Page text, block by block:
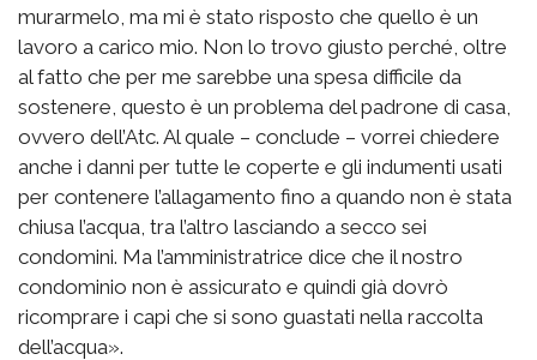
murarmelo, ma mi è stato risposto che quello è un
lavoro a carico mio. Non lo trovo giusto perché, oltre
al fatto che per me sarebbe una spesa difficile da
sostenere, questo è un problema del padrone di casa,
ovvero dell’Atc. Al quale – conclude – vorrei chiedere
anche i danni per tutte le coperte e gli indumenti usati
per contenere l’allagamento fino a quando non è stata
chiusa l’acqua, tra l’altro lasciando a secco sei
condomini. Ma l’amministratrice dice che il nostro
condominio non è assicurato e quindi già dovrò
ricomprare i capi che si sono guastati nella raccolta
dell’acqua».